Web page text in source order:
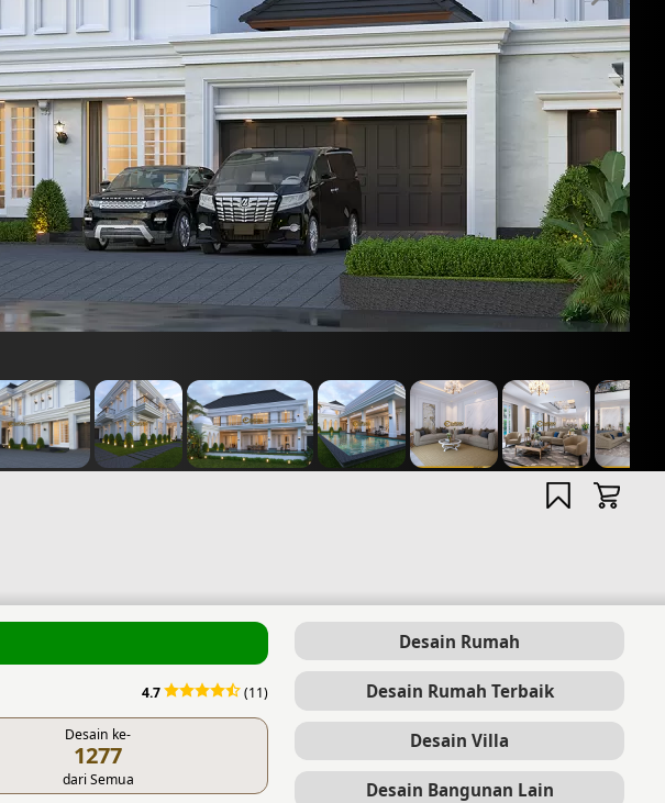
4.7 (11)
Desain ke-
1277
dari Semua
Desain Rumah
Desain Rumah Terbaik
Desain Villa
Desain Bangunan Lain